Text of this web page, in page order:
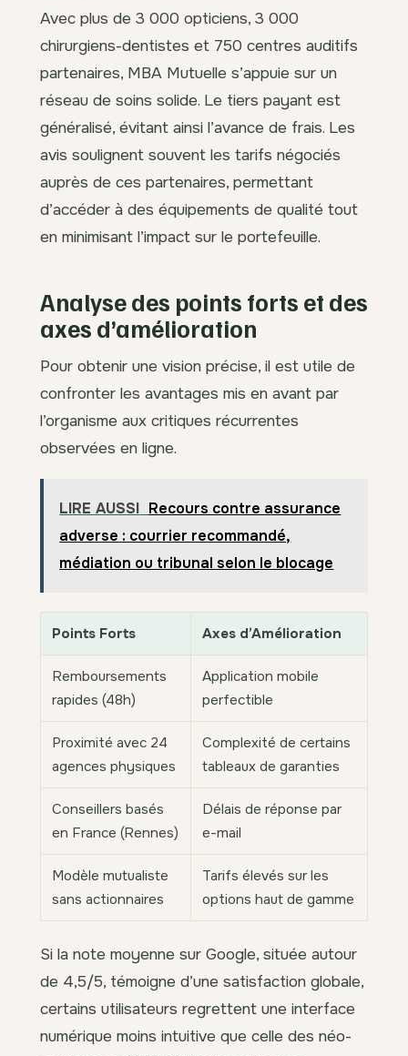
Avec plus de 3 000 opticiens, 3 000
chirurgiens-dentistes et 750 centres auditifs
partenaires, MBA Mutuelle s’appuie sur un
réseau de soins solide. Le tiers payant est
généralisé, évitant ainsi l’avance de frais. Les
avis soulignent souvent les tarifs négociés
auprès de ces partenaires, permettant
d’accéder à des équipements de qualité tout
en minimisant l’impact sur le portefeuille.
Analyse des points forts et des
axes d’amélioration
Pour obtenir une vision précise, il est utile de
confronter les avantages mis en avant par
l’organisme aux critiques récurrentes
observées en ligne.
LIRE AUSSI Recours contre assurance
adverse : courrier recommandé,
médiation ou tribunal selon le blocage
Points Forts Axes d’Amélioration
Remboursements
rapides (48h)
Application mobile
perfectible
Proximité avec 24
agences physiques
Complexité de certains
tableaux de garanties
Conseillers basés
en France (Rennes)
Délais de réponse par
e-mail
Modèle mutualiste
sans actionnaires
Tarifs élevés sur les
options haut de gamme
Si la note moyenne sur Google, située autour
de 4,5/5, témoigne d’une satisfaction globale,
certains utilisateurs regrettent une interface
numérique moins intuitive que celle des néo-